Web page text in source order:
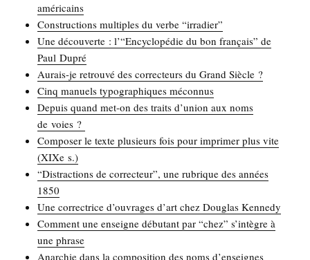
américains
Construc­tions mul­tiples du verbe “irra­dier”
Une décou­verte : l’“Encyclopédie du bon fran­çais” de
Paul Dupré
Aurais-je retrou­vé des cor­rec­teurs du Grand Siècle ?
Cinq manuels typo­gra­phiques méconnus
Depuis quand met-on des traits d’union aux noms
de voies ?
Com­po­ser le texte plu­sieurs fois pour impri­mer plus vite
(XIXe s.)
“Dis­trac­tions de cor­rec­teur”, une rubrique des années
1850
Une cor­rec­trice d’ouvrages d’art chez Dou­glas Kennedy
Com­ment une enseigne débu­tant par “chez” s’intègre à
une phrase
Anar­chie dans la com­po­si­tion des noms d’enseignes